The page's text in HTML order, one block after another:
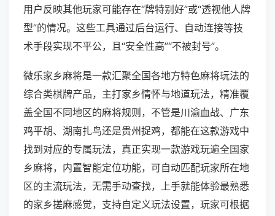
用户反映其他玩家可能存在“牌特别好”或“透视他人牌
型”的情况。这些工具通过后台运行、自动连接等技
术手段实现不平公，且“安全性高”“不被封号”。
微乐家乡麻将是一款汇聚全国各地方特色麻将玩法的
综合类棋牌产品，主打家乡情怀与地道玩法，精准覆
盖全国不同地区的麻将规则，不管是川渝血战、广东
鸡平胡、湖南扎鸟还是贵州捉鸡，都能在这款游戏中
找到对应的专属玩法，真正实现一款游戏玩遍全国家
乡麻将，内置智能定位功能，可自动匹配玩家所在地
区的主流玩法，无需手动查找，上手就能体验最熟悉
的家乡搓麻感觉，支持自定义玩法设置，玩家可根据